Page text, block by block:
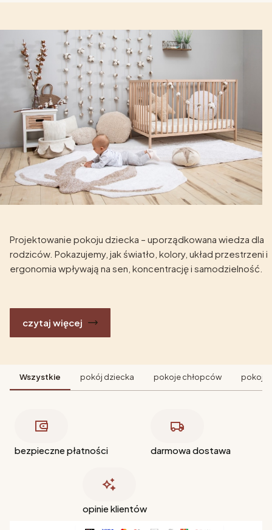
Projektowanie pokoju dziecka – uporządkowana wiedza dla
rodziców. Pokazujemy, jak światło, kolory, układ przestrzeni i
ergonomia wpływają na sen, koncentrację i samodzielność.
czytaj więcej
Wszystkie pokój dziecka pokoje chłopców pokoje
bezpieczne płatności darmowa dostawa
opinie klientów